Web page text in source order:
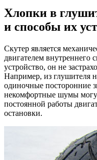
Хлопки в
и способы их
Скутер является
двигателем внутреннего
устройство, он не
Например, из глушителя
одиночные посторонние
некомфортные шумы
постоянной работы
остановки.